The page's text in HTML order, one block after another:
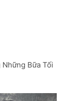
Bữa Tối